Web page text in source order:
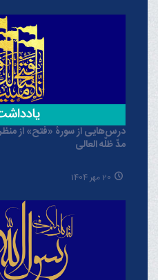
درس‌هایی از سورۀ «فتح» از
مدّ ظلّه العالی
20 مهر 1404